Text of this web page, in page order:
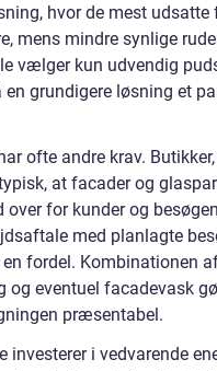
hvor de mest udsatte
mens mindre synlige
vælger kun udvendig
en grundigere løsning et
ofte andre krav.
at facader og
over for kunder og
med planlagte
fordel. Kombinationen
og eventuel facadevask
præsentabel.
investerer i vedvarende